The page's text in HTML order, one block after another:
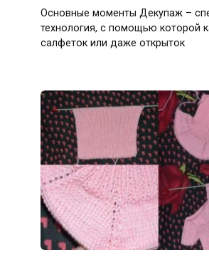
Основные моменты Декупаж –
технология, с помощью которой
салфеток или даже открыток